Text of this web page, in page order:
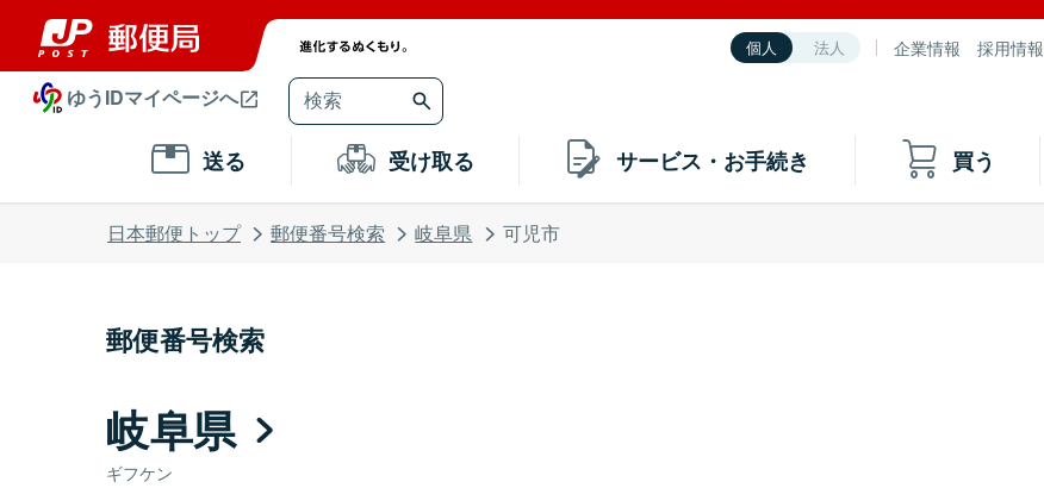
個人 法人 企業情報 採用情報
ゆうIDマイページへ
送る 受け取る サービス・お手続き 買う
日本郵便トップ 郵便番号検索 岐阜県 可児市
郵便番号検索
岐阜県
ギフケン